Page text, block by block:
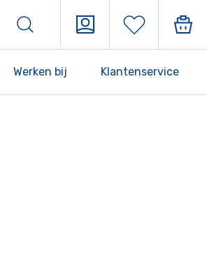
Werken bij Klantenservice